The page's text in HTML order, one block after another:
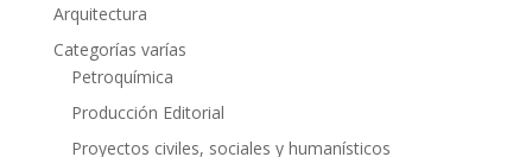
Arquitectura
Categorías varías
Petroquímica
Producción Editorial
Proyectos civiles, sociales y humanísticos